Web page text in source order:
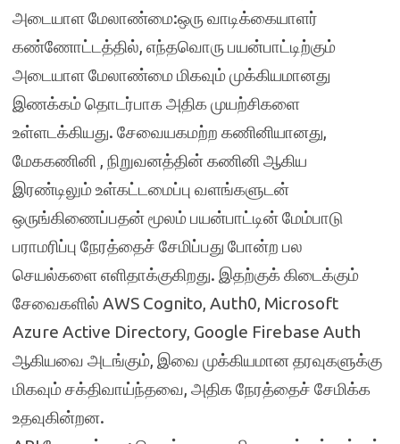
அடையாள மேலாண்மை:ஒரு வாடிக்கையாளர்
கண்ணோட்டத்தில், எந்தவொரு பயன்பாட்டிற்கும்
அடையாள மேலாண்மை மிகவும் முக்கியமானது
இணக்கம் தொடர்பாக அதிக முயற்சிகளை
உள்ளடக்கியது. சேவையகமற்ற கணினியானது,
மேககணினி , நிறுவனத்தின் கணினி ஆகிய
இரண்டிலும் உள்கட்டமைப்பு வளங்களுடன்
ஒருங்கிணைப்பதன் மூலம் பயன்பாட்டின் மேம்பாடு
பராமரிப்பு நேரத்தைச் சேமிப்பது போன்ற பல
செயல்களை எளிதாக்குகிறது. இதற்குக் கிடைக்கும்
சேவைகளில் AWS Cognito, Auth0, Microsoft
Azure Active Directory, Google Firebase Auth
ஆகியவை அடங்கும், இவை முக்கியமான தரவுகளுக்கு
மிகவும் சக்திவாய்ந்தவை, அதிக நேரத்தைச் சேமிக்க
உதவுகின்றன.